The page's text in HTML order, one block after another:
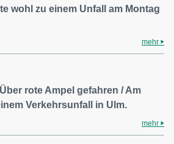
wohl zu einem Unfall am Montag
mehr
rote Ampel gefahren / Am
Verkehrsunfall in Ulm.
mehr